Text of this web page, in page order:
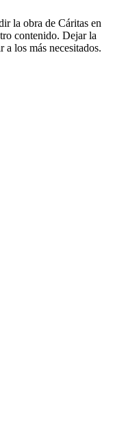
la obra de Cáritas en
contenido. Dejar la
a los más necesitados.